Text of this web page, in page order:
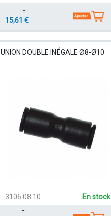
HT
15,61 €
UNION DOUBLE INÉGALE Ø8-Ø10
3106 08 10 En stock
HT